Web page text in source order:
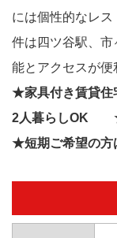
には個性的なレ
件は四ツ谷駅、
能とアクセスが便
★家具付き賃
2人暮らしOK ★
★短期ご希望の方